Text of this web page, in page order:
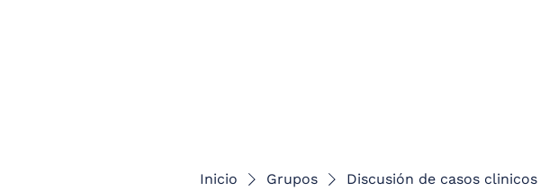
Inicio Grupos Discusión de casos clinicos